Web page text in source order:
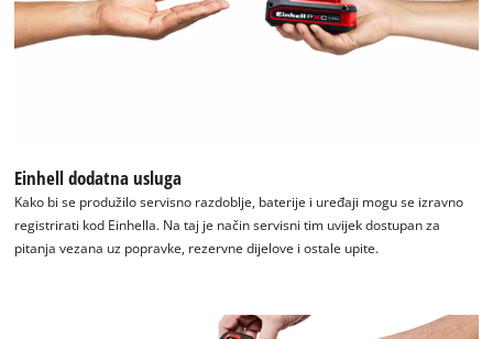
Google Maps usluge!
Einhell dodatna usluga
Kako bi se produžilo servisno razdoblje, baterije i uređaji mogu se izravno
registrirati kod Einhella. Na taj je način servisni tim uvijek dostupan za
pitanja vezana uz popravke, rezervne dijelove i ostale upite.